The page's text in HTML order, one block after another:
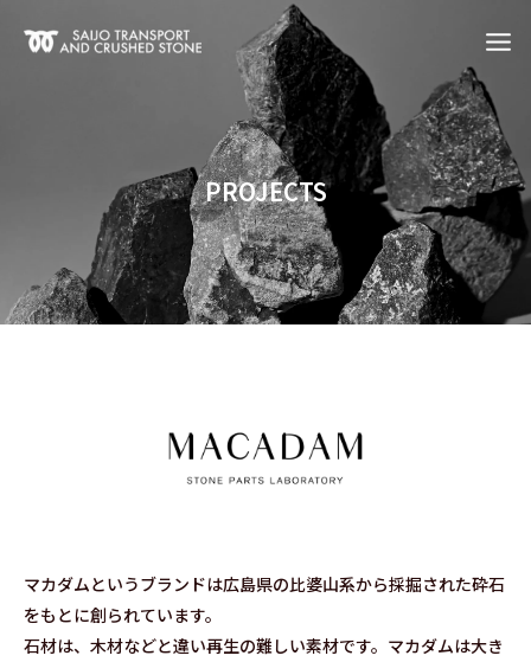
PROJECTS
マカダムというブランドは広島県の比婆山系から採掘された砕石
をもとに創られています。
石材は、木材などと違い再生の難しい素材です。マカダムは大き